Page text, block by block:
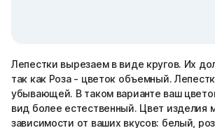
Лепестки вырезаем в виде кругов. Их
так как Роза - цветок объемный.
убывающей. В таком варианте ваш
вид более естественный. Цвет изделия
зависимости от ваших вкусов: белый,